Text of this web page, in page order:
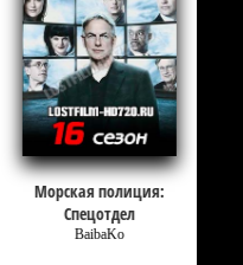
Морская полиция:
Спецотдел
BaibaKo